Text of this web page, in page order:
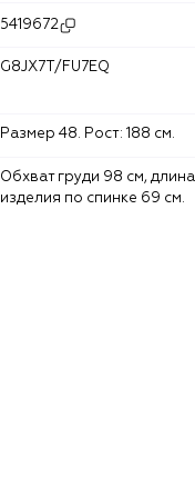
5419672
G8JX7T/FU7EQ
Размер 48. Рост: 188 см.
Обхват груди 98 см, длина
изделия по спинке 69 см.